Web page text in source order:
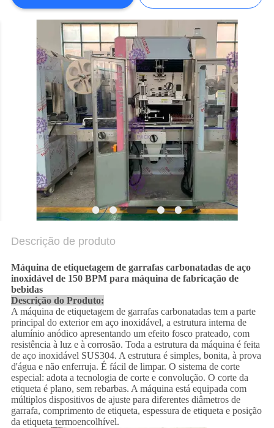
POLÍTICA
PRIVACIDADE
Descrição de produto
Máquina de etiquetagem de garrafas carbonatadas de aço
inoxidável de 150 BPM para máquina de fabricação de
bebidas
Descrição do Produto:
A máquina de etiquetagem de garrafas carbonatadas tem a parte
principal do exterior em aço inoxidável, a estrutura interna de
alumínio anódico apresentando um efeito fosco prateado, com
resistência à luz e à corrosão. Toda a estrutura da máquina é feita
de aço inoxidável SUS304. A estrutura é simples, bonita, à prova
d'água e não enferruja. É fácil de limpar. O sistema de corte
especial: adota a tecnologia de corte e convolução. O corte da
etiqueta é plano, sem rebarbas. A máquina está equipada com
múltiplos dispositivos de ajuste para diferentes diâmetros de
garrafa, comprimento de etiqueta, espessura de etiqueta e posição
da etiqueta termoencolhível.